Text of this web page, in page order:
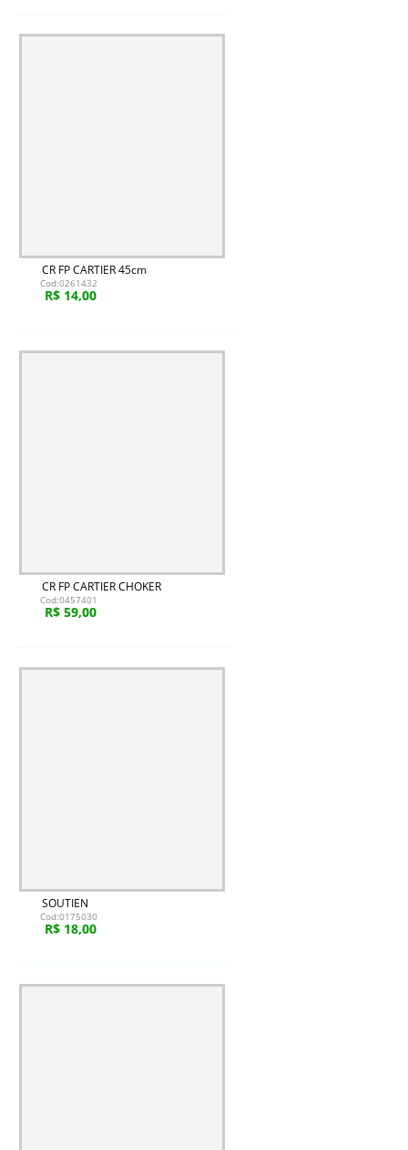
CR FP CARTIER 45cm
Cod:0261432
R$ 14,00
CR FP CARTIER CHOKER
Cod:0457401
R$ 59,00
SOUTIEN
Cod:0175030
R$ 18,00